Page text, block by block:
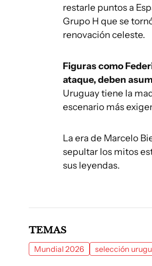
restarle puntos a
Grupo H que se
renovación celeste.
Figuras como
ataque, deben
Uruguay tiene la
escenario más
La era de Marcelo
sepultar los mitos
sus leyendas.
TEMAS
Mundial 2026 selección